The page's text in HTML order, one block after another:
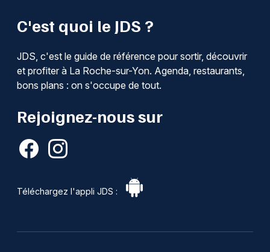
C'est quoi le JDS ?
JDS, c'est le guide de référence pour sortir, découvrir
et profiter à La Roche-sur-Yon. Agenda, restaurants,
bons plans : on s'occupe de tout.
Rejoignez-nous sur
Téléchargez l'appli JDS :